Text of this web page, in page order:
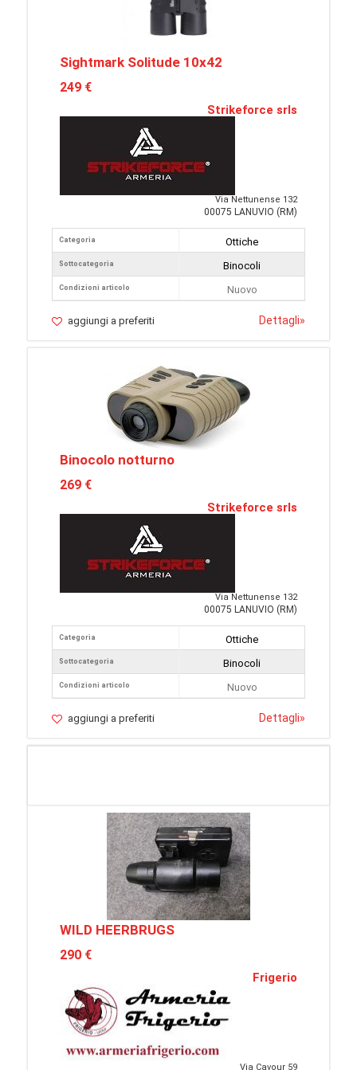
Sightmark Solitude 10x42
249 €
Strikeforce srls
Via Nettunense 132
00075 LANUVIO (RM)
Categoria
Sottocategoria
Condizioni articolo
Ottiche
Binocoli
Nuovo
aggiungi a preferiti Dettagli»
Binocolo notturno
269 €
Strikeforce srls
Via Nettunense 132
00075 LANUVIO (RM)
Categoria
Sottocategoria
Condizioni articolo
Ottiche
Binocoli
Nuovo
aggiungi a preferiti Dettagli»
WILD HEERBRUGS
290 €
Frigerio
Via Cavour 59